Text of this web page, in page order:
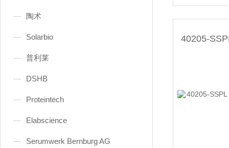
陶术
Solarbio
普利莱
DSHB
Proteintech
Elabscience
Serumwerk Bernburg AG